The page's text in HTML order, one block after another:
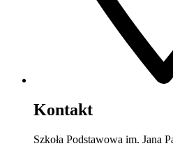
Kontakt
Szkoła Podstawowa im. Jana